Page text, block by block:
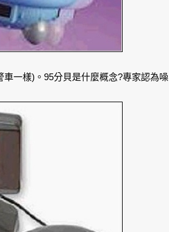
一樣)。95分貝是什麼概念?專家認為噪